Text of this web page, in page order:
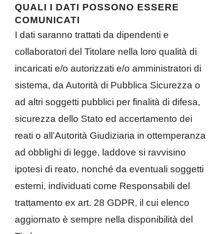
QUALI I DATI POSSONO ESSERE
COMUNICATI
I dati saranno trattati da dipendenti e
collaboratori del Titolare nella loro qualità di
incaricati e/o autorizzati e/o amministratori di
sistema, da Autorità di Pubblica Sicurezza o
ad altri soggetti pubblici per finalità di difesa,
sicurezza dello Stato ed accertamento dei
reati o all’Autorità Giudiziaria in ottemperanza
ad obblighi di legge, laddove si ravvisino
ipotesi di reato, nonché da eventuali soggetti
esterni, individuati come Responsabili del
trattamento ex art. 28 GDPR, il cui elenco
aggiornato è sempre nella disponibilità del